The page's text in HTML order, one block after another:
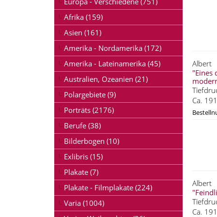
Albert
"Eines
Ca.
Albert
Ca.
Afrika (159)
Asien (161)
Amerika - Nordamerika (172)
Amerika - Lateinamerika (45)
Australien, Ozeanien (21)
Polargebiete (9)
Porträts (2176)
Berufe (38)
Bilderbogen (10)
Exlibris (15)
Plakate (7)
Plakate - Filmplakate (224)
Varia (1004)